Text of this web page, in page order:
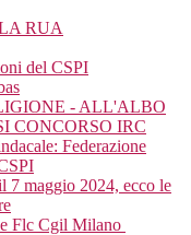
RUA
del CSPI
- ALL'ALBO
CONCORSO IRC
Federazione
7 maggio 2024, ecco le
Flc Cgil Milano